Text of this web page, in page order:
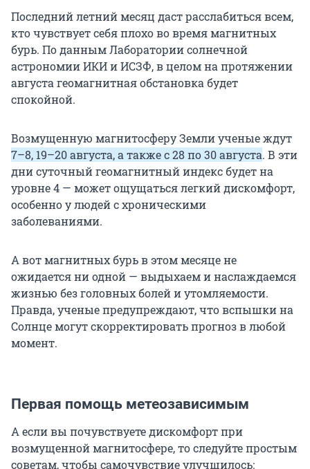
Последний летний месяц даст расслабиться всем,
кто чувствует себя плохо во время магнитных
бурь. По данным Лаборатории солнечной
астрономии ИКИ и ИСЗФ, в целом на протяжении
августа геомагнитная обстановка будет
спокойной.
Возмущенную магнитосферу Земли ученые ждут
7–8, 19–20 августа, а также с 28 по 30 августа. В эти
дни суточный геомагнитный индекс будет на
уровне 4 — может ощущаться легкий дискомфорт,
особенно у людей с хроническими
заболеваниями.
А вот магнитных бурь в этом месяце не
ожидается ни одной — выдыхаем и наслаждаемся
жизнью без головных болей и утомляемости.
Правда, ученые предупреждают, что вспышки на
Солнце могут скорректировать прогноз в любой
момент.
Первая помощь метеозависимым
А если вы почувствуете дискомфорт при
возмущенной магнитосфере, то следуйте простым
советам, чтобы самочувствие улучшилось: